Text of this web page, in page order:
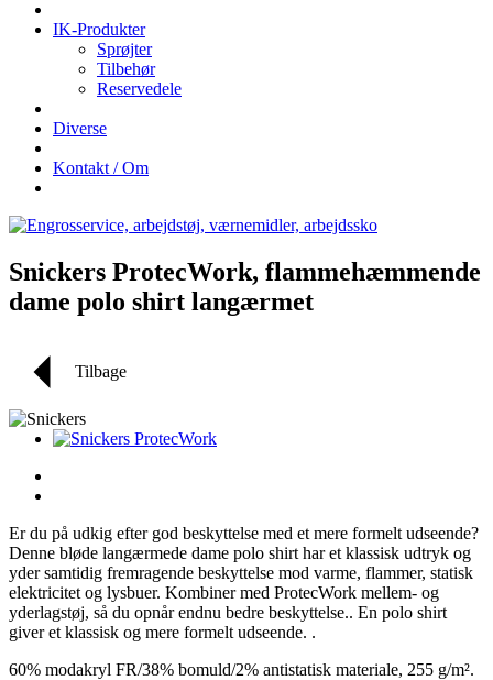
IK-Produkter
Sprøjter
Tilbehør
Reservedele
Diverse
Kontakt / Om
Snickers ProtecWork, flammehæmmende
dame polo shirt langærmet
Tilbage
Er du på udkig efter god beskyttelse med et mere formelt udseende?
Denne bløde langærmede dame polo shirt har et klassisk udtryk og
yder samtidig fremragende beskyttelse mod varme, flammer, statisk
elektricitet og lysbuer. Kombiner med ProtecWork mellem- og
yderlagstøj, så du opnår endnu bedre beskyttelse.. En polo shirt
giver et klassisk og mere formelt udseende. .
60% modakryl FR/38% bomuld/2% antistatisk materiale, 255 g/m².